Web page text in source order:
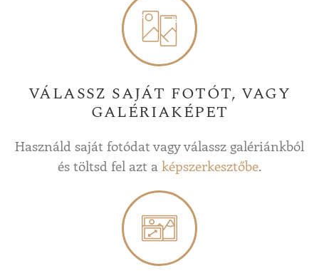
VÁLASSZ SAJÁT FOTÓT, VAGY
GALÉRIAKÉPET
Használd saját fotódat vagy válassz galériánkból
és töltsd fel azt a képszerkesztőbe.